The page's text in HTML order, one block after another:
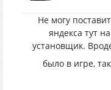
Не могу
яндекса тут
установщик.
было в игре,